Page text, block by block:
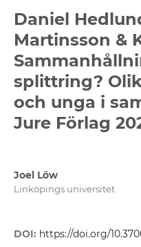
Daniel
Martinsson &
splittring?
och unga i
Jure Förlag
Joel Löw
Linköpings universitet
DOI: https://doi.org/